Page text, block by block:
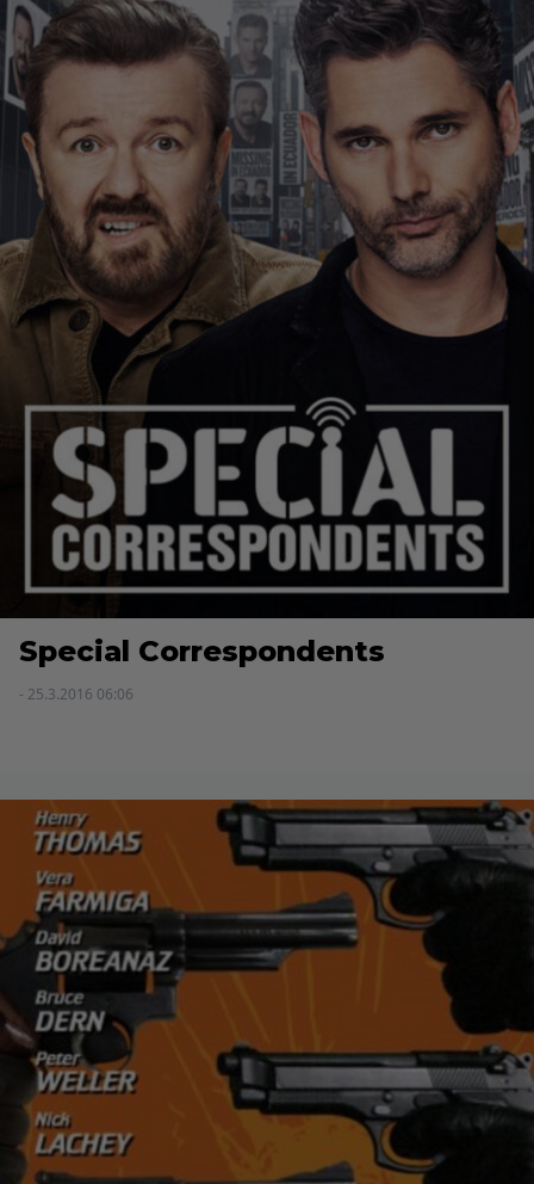
Special Correspondents
- 25.3.2016 06:06